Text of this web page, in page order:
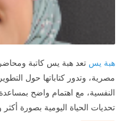
هبة يس تعد هبة يس كاتبة
مصرية، وتدور كتاباتها حول
النفسية، مع اهتمام واضح
تحديات الحياة اليومية بصورة